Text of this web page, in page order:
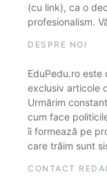
(cu link), ca o
profesionalism.
DESPRE NOI
EduPedu.ro
exclusiv articole
Urmărim
cum face
îi formează pe
care trăim sunt
CONTACT